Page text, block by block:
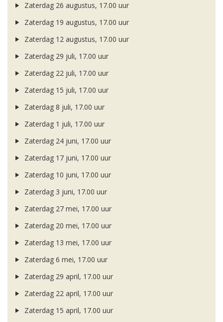
Zaterdag 26 augustus, 17.00 uur
Zaterdag 19 augustus, 17.00 uur
Zaterdag 12 augustus, 17.00 uur
Zaterdag 29 juli, 17.00 uur
Zaterdag 22 juli, 17.00 uur
Zaterdag 15 juli, 17.00 uur
Zaterdag 8 juli, 17.00 uur
Zaterdag 1 juli, 17.00 uur
Zaterdag 24 juni, 17.00 uur
Zaterdag 17 juni, 17.00 uur
Zaterdag 10 juni, 17.00 uur
Zaterdag 3 juni, 17.00 uur
Zaterdag 27 mei, 17.00 uur
Zaterdag 20 mei, 17.00 uur
Zaterdag 13 mei, 17.00 uur
Zaterdag 6 mei, 17.00 uur
Zaterdag 29 april, 17.00 uur
Zaterdag 22 april, 17.00 uur
Zaterdag 15 april, 17.00 uur